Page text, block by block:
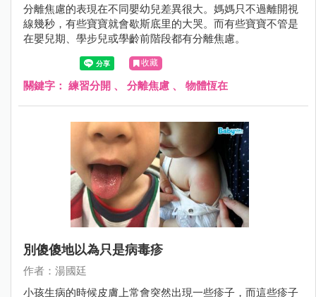
分離焦慮的表現在不同嬰幼兒差異很大。媽媽只不過離開視
線幾秒，有些寶寶就會歇斯底里的大哭。而有些寶寶不管是
在嬰兒期、學步兒或學齡前階段都有分離焦慮。
收藏
關鍵字： 練習分開 、 分離焦慮 、 物體恆在
別傻傻地以為只是病毒疹
作者：湯國廷
小孩生病的時候皮膚上常會突然出現一些疹子，而這些疹子